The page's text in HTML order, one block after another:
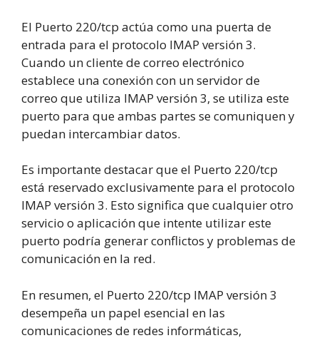
El Puerto 220/tcp actúa como una puerta de
entrada para el protocolo IMAP versión 3.
Cuando un cliente de correo electrónico
establece una conexión con un servidor de
correo que utiliza IMAP versión 3, se utiliza este
puerto para que ambas partes se comuniquen y
puedan intercambiar datos.
Es importante destacar que el Puerto 220/tcp
está reservado exclusivamente para el protocolo
IMAP versión 3. Esto significa que cualquier otro
servicio o aplicación que intente utilizar este
puerto podría generar conflictos y problemas de
comunicación en la red.
En resumen, el Puerto 220/tcp IMAP versión 3
desempeña un papel esencial en las
comunicaciones de redes informáticas,